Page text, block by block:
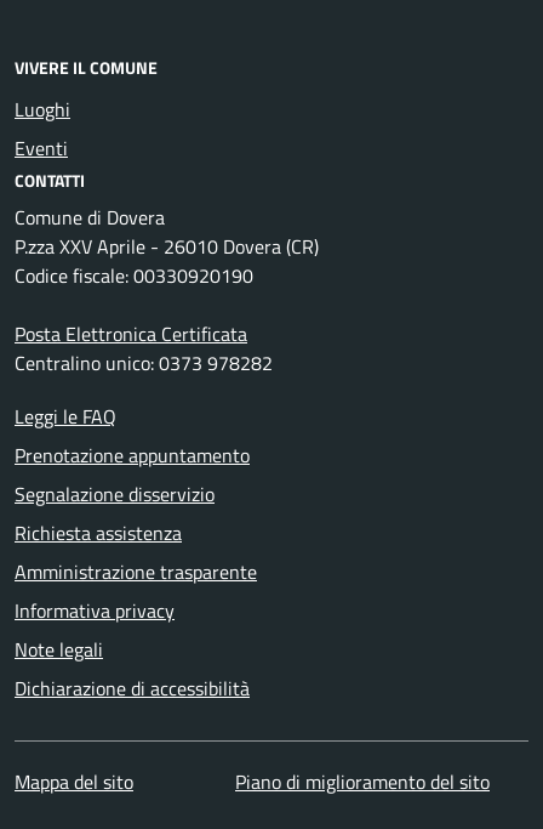
VIVERE IL COMUNE
Luoghi
Eventi
CONTATTI
Comune di Dovera
P.zza XXV Aprile - 26010 Dovera (CR)
Codice fiscale: 00330920190
Posta Elettronica Certificata
Centralino unico: 0373 978282
Leggi le FAQ
Prenotazione appuntamento
Segnalazione disservizio
Richiesta assistenza
Amministrazione trasparente
Informativa privacy
Note legali
Dichiarazione di accessibilità
Mappa del sito Piano di miglioramento del sito